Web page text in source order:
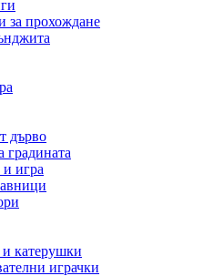
за прохождане
дърво
градината
игра
катерушки
играчки